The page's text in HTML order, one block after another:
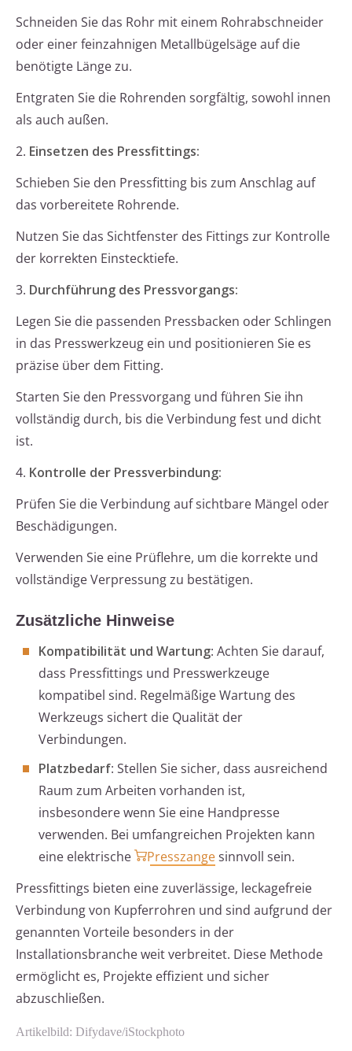
Schneiden Sie das Rohr mit einem Rohrabschneider
oder einer feinzahnigen Metallbügelsäge auf die
benötigte Länge zu.
Entgraten Sie die Rohrenden sorgfältig, sowohl innen
als auch außen.
2. Einsetzen des Pressfittings:
Schieben Sie den Pressfitting bis zum Anschlag auf
das vorbereitete Rohrende.
Nutzen Sie das Sichtfenster des Fittings zur Kontrolle
der korrekten Einstecktiefe.
3. Durchführung des Pressvorgangs:
Legen Sie die passenden Pressbacken oder Schlingen
in das Presswerkzeug ein und positionieren Sie es
präzise über dem Fitting.
Starten Sie den Pressvorgang und führen Sie ihn
vollständig durch, bis die Verbindung fest und dicht
ist.
4. Kontrolle der Pressverbindung:
Prüfen Sie die Verbindung auf sichtbare Mängel oder
Beschädigungen.
Verwenden Sie eine Prüflehre, um die korrekte und
vollständige Verpressung zu bestätigen.
Zusätzliche Hinweise
Kompatibilität und Wartung: Achten Sie darauf,
dass Pressfittings und Presswerkzeuge
kompatibel sind. Regelmäßige Wartung des
Werkzeugs sichert die Qualität der
Verbindungen.
Platzbedarf: Stellen Sie sicher, dass ausreichend
Raum zum Arbeiten vorhanden ist,
insbesondere wenn Sie eine Handpresse
verwenden. Bei umfangreichen Projekten kann
eine elektrische
Presszangesinnvoll sein.
Pressfittings bieten eine zuverlässige, leckagefreie
Verbindung von Kupferrohren und sind aufgrund der
genannten Vorteile besonders in der
Installationsbranche weit verbreitet. Diese Methode
ermöglicht es, Projekte effizient und sicher
abzuschließen.
Artikelbild: Difydave/iStockphoto